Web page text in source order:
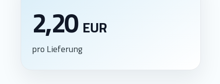
2,20 EUR
pro Lieferung